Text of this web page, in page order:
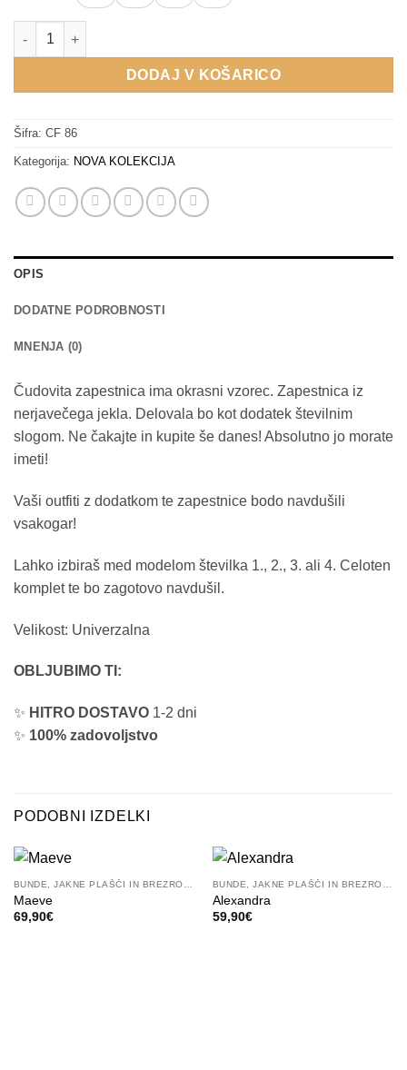
Veronica količina
DODAJ V KOŠARICO
Šifra: CF 86
Kategorija: NOVA KOLEKCIJA
OPIS
DODATNE PODROBNOSTI
MNENJA (0)
Čudovita zapestnica ima okrasni vzorec. Zapestnica iz
nerjavečega jekla. Delovala bo kot dodatek številnim
slogom. Ne čakajte in kupite še danes! Absolutno jo morate
imeti!
Vaši outfiti z dodatkom te zapestnice bodo navdušili
vsakogar!
Lahko izbiraš med modelom številka 1., 2., 3. ali 4. Celoten
komplet te bo zagotovo navdušil.
Velikost: Univerzalna
OBLJUBIMO TI:
✨ HITRO DOSTAVO 1-2 dni
✨ 100% zadovoljstvo
PODOBNI IZDELKI
Maeve
69,90€
Alexandra
59,90€